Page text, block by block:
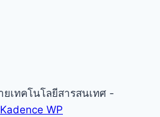
เทคโนโลยีสารสนเทศ -
Kadence WP